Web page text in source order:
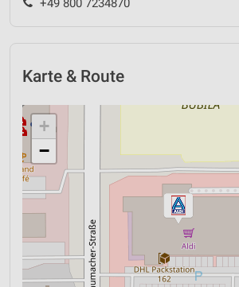
+49 800 7234870
Karte & Route
+
−